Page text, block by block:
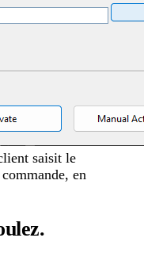
saisit le
en